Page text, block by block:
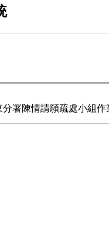
署陳情請願疏處小組作